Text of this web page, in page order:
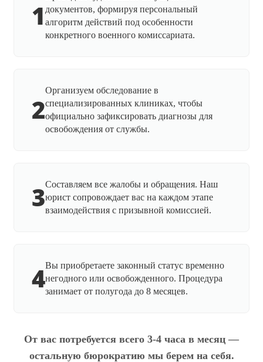
1 документов, формируя персональный
алгоритм действий под особенности
конкретного военного комиссариата.
2
Организуем обследование в
специализированных клиниках, чтобы
официально зафиксировать диагнозы для
освобождения от службы.
3Составляем все жалобы и обращения. Наш
юрист сопровождает вас на каждом этапе
взаимодействия с призывной комиссией.
4Вы приобретаете законный статус временно
негодного или освобожденного. Процедура
занимает от полугода до 8 месяцев.
От вас потребуется всего 3-4 часа в месяц —
остальную бюрократию мы берем на себя.